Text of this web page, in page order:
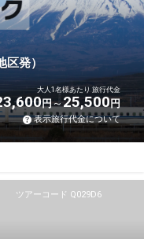
発）
大人1名様あたり 旅行代金
円 25,500円
表示旅行代金について
ツアーコード Q029D6